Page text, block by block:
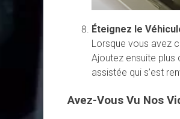
Éteignez le
Lorsque vous avez
Ajoutez ensuite plus
assistée qui s’est
Avez-Vous Vu Nos